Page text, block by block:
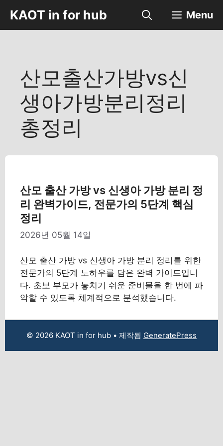
츠
KAOT in for hub Menu
산모출산가방vs신
생아가방분리정리
총정리
산모 출산 가방 vs 신생아 가방 분리 정
리 완벽가이드, 전문가의 5단계 핵심
정리
2026년 05월 14일
산모 출산 가방 vs 신생아 가방 분리 정리를 위한
전문가의 5단계 노하우를 담은 완벽 가이드입니
다. 초보 부모가 놓치기 쉬운 준비물을 한 번에 파
악할 수 있도록 체계적으로 분석했습니다.
© 2026 KAOT in for hub • 제작됨 GeneratePress